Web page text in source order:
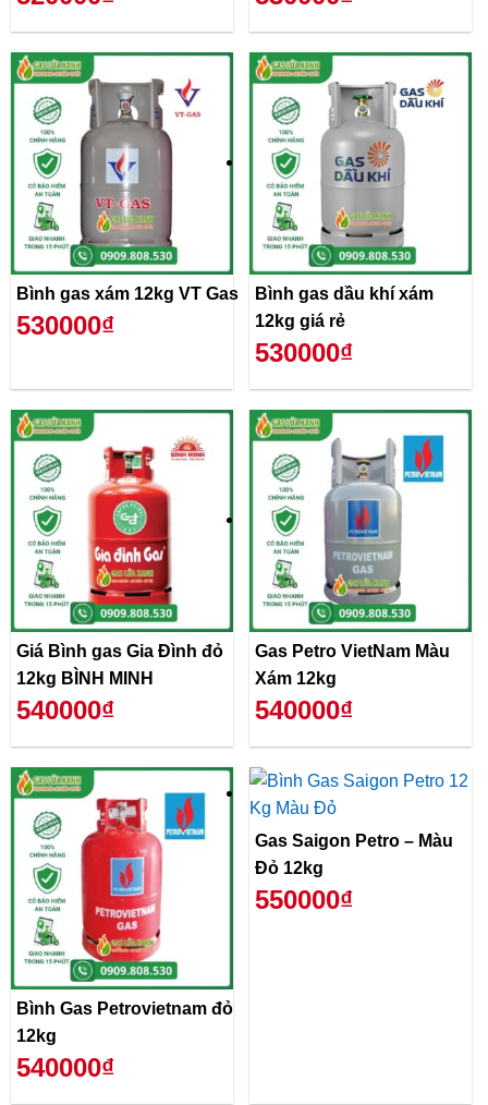
Bình gas xám 12kg VT Gas
530000₫
Bình gas dầu khí xám
12kg giá rẻ
530000₫
Giá Bình gas Gia Đình đỏ
12kg BÌNH MINH
540000₫
Gas Petro VietNam Màu
Xám 12kg
540000₫
Bình Gas Petrovietnam đỏ
12kg
540000₫
Gas Saigon Petro – Màu
Đỏ 12kg
550000₫